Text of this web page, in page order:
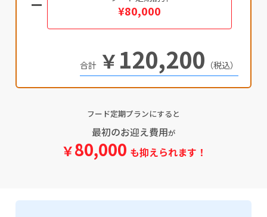
¥80,000
￥120,200 （税込）
フード定期プランにすると
最初のお迎え費用が
￥80,000 も抑えられます！